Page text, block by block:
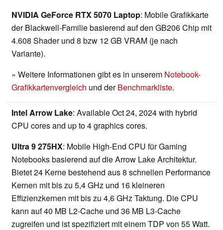
NVIDIA GeForce RTX 5070 Laptop: Mobile Grafikkarte
der Blackwell-Familie basierend auf den GB206 Chip mit
4.608 Shader und 8 bzw 12 GB VRAM (je nach
Variante).
» Weitere Informationen gibt es in unserem Notebook-
Grafikkartenvergleich und derBenchmarkliste.
Intel Arrow Lake: Available Oct 24, 2024 with hybrid
CPU cores and up to 4 graphics cores.
Ultra 9 275HX: Mobile High-End CPU für Gaming
Notebooks basierend auf die Arrow Lake Architektur.
Bietet 24 Kerne bestehend aus 8 schnellen Performance
Kernen mit bis zu 5,4 GHz und 16 kleineren
Effizienzkernen mit bis zu 4,6 GHz Taktung. Die CPU
kann auf 40 MB L2-Cache und 36 MB L3-Cache
zugreifen und ist spezifiziert mit einem TDP von 55 Watt.